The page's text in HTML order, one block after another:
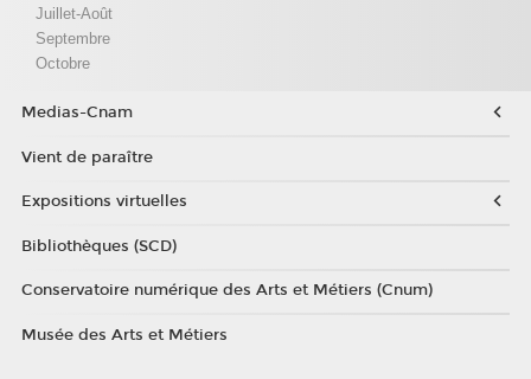
Juillet-Août
Septembre
Octobre
Medias-Cnam
Vient de paraître
Expositions virtuelles
Bibliothèques (SCD)
Conservatoire numérique des Arts et Métiers (Cnum)
Musée des Arts et Métiers